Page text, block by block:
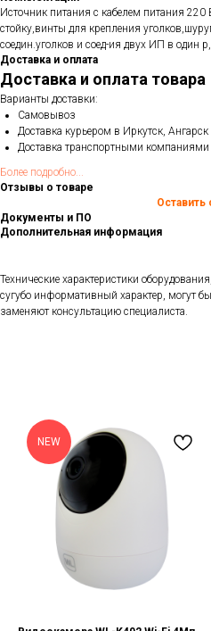
Источник питания с кабелем питания 220
стойку,винты для крепления
соедин.уголков и соед-ия двух ИП в один
Доставка и оплата
Доставка и оплата товара
Варианты доставки:
Самовывоз
Доставка курьером в Иркутск,
Доставка транспортными компаниями
Более подробно...
Отзывы о товаре
Оставить
Документы и ПО
Дополнительная информация
Технические характеристики
сугубо информативный характер, могут
заменяют консультацию специалиста.
NEW